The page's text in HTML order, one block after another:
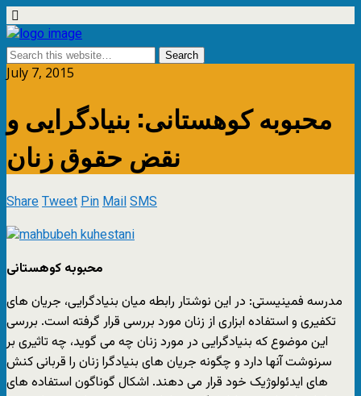
July 7, 2015
محبوبه کوهستانی: بنیادگرایی و
نقض حقوق زنان
ShareTweetPinMailSMS
محبوبه کوهستانی
مدرسه فمینیستی: در این نوشتار رابطه میان بنیادگرایی، جریان های
تکفیری و استفاده ابزاری از زنان مورد بررسی قرار گرفته است. بررسی
این موضوع که بنیادگرایی در مورد زنان چه می گوید، چه تاثیری بر
سرنوشت آنها دارد و چگونه جریان های بنیادگرا زنان را قربانی کنش
های ایدئولوژیک خود قرار می دهند. اشکال گوناگون استفاده های